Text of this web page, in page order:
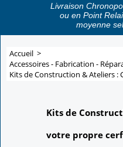
Livraison
ou en Point
moyenne
Accueil >
Accessoires - Fabrication -
Kits de Construction & Ateliers
Kits de
votre propre